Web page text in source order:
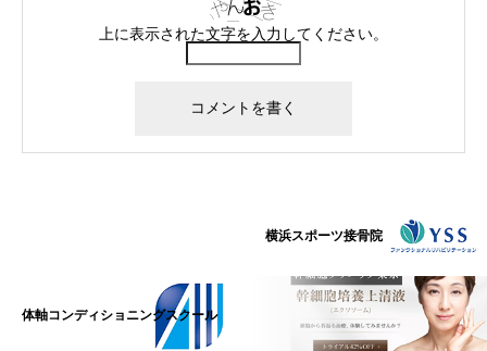
上に表示された文字を入力してください。
横浜スポーツ接骨院
体軸コンディショニングスクール